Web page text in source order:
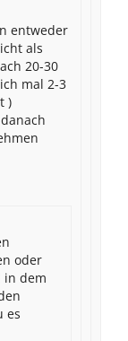
entweder
als
20-30
mal 2-3
)
oder
in dem
es